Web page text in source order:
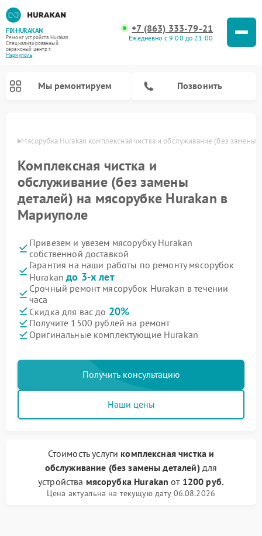
FIX-HURAKAN
Ремонт устройств Hurakan
Специализированный
cервисный центр г.
Мариуполь
+7 (863) 333-79-21
Ежедневно с 9:00 до 21:00
Мы ремонтируем Позвонить
Мясорубка Hurakan комплексная чистка и обслуживание (без замены
Комплексная чистка и
обслуживание (без замены
деталей) на мясорубке Hurakan в
Мариуполе
Привезем и увезем мясорубку Hurakan
собственной доставкой
Гарантия на наши работы по ремонту мясорубок
Hurakanдо 3-х лет
Срочный ремонт мясорубок Hurakan в течении
часа
Скидка для вас до 20%
Получите 1500 рублей на ремонт
Оригинальные комплектующие Hurakan
Получить консультацию
Наши цены
Стоимость услуги комплексная чистка и
обслуживание (без замены деталей)для
устройства мясорубка Hurakan от 1200 руб.
Цена актуальна на текущую дату 06.08.2026